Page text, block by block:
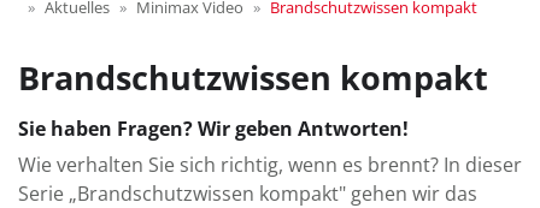
Aktuelles Minimax Video Brandschutzwissen kompakt
Brandschutzwissen kompakt
Sie haben Fragen? Wir geben Antworten!
Wie verhalten Sie sich richtig, wenn es brennt? In dieser
Serie „Brand­schutz­wissen kompakt" gehen wir das